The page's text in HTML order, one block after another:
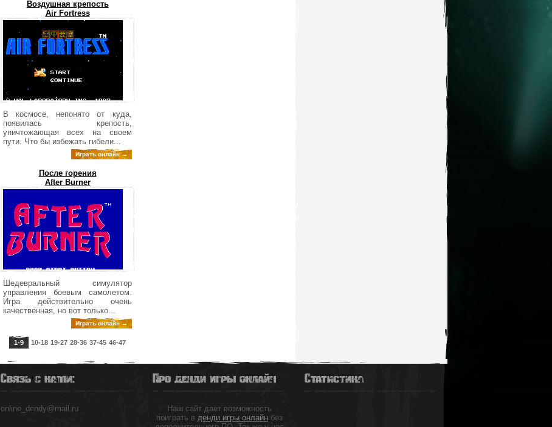
Воздушная крепость
Air Fortress
В космосе, непонято от куда,
появилась крепость,
уничтожающая всех на своем
пути. Что бы избежать гибели...
Играть онлайн →
После горения
After Burner
Шедевральный симулятор
управления боевым самолетом.
Игра действительно очень
качественная, но вот только...
Играть онлайн →
1-9 10-18 19-27 28-36 37-45 46-47
Связь с нами:
online_dendy@mail.ru
Про денди игры онлайн
Наш сайт дает возможность
поиграть в денди игры онлайн без
Статистика